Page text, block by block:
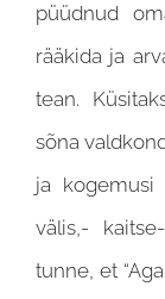
püüdnud
rääkida ja
tean.
sõna
ja kogemusi
välis,-
tunne, et